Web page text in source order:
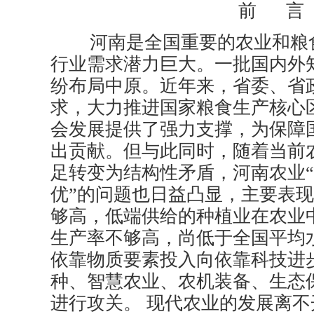
前 言
河南是全国重要的农业和粮
行业需求潜力巨大。一批国内外
纷布局中原。近年来，省委、省
求，大力推进国家粮食生产核心
会发展提供了强力支撑，为保障
出贡献。但与此同时，随着当前
足转变为结构性矛盾，河南农业
优”的问题也日益凸显，主要表
够高，低端供给的种植业在农业
生产率不够高，尚低于全国平均
依靠物质要素投入向依靠科技进
种、智慧农业、农机装备、生态
进行攻关。 现代农业的发展离